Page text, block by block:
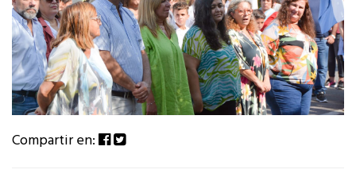
Compartir en: